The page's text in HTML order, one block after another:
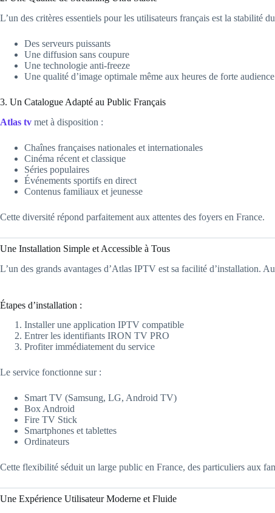
L’un des critères essentiels pour les utilisateurs français est la stabilité
Des serveurs puissants
Une diffusion sans coupure
Une technologie anti-freeze
Une qualité d’image optimale même aux heures de forte audience
3. Un Catalogue Adapté au Public Français
Atlas tv met à disposition :
Chaînes françaises nationales et internationales
Cinéma récent et classique
Séries populaires
Événements sportifs en direct
Contenus familiaux et jeunesse
Cette diversité répond parfaitement aux attentes des foyers en France.
Une Installation Simple et Accessible à Tous
L’un des grands avantages d’Atlas IPTV est sa facilité d’installation.
Étapes d’installation :
Installer une application IPTV compatible
Entrer les identifiants IRON TV PRO
Profiter immédiatement du service
Le service fonctionne sur :
Smart TV (Samsung, LG, Android TV)
Box Android
Fire TV Stick
Smartphones et tablettes
Ordinateurs
Cette flexibilité séduit un large public en France, des particuliers aux
Une Expérience Utilisateur Moderne et Fluide